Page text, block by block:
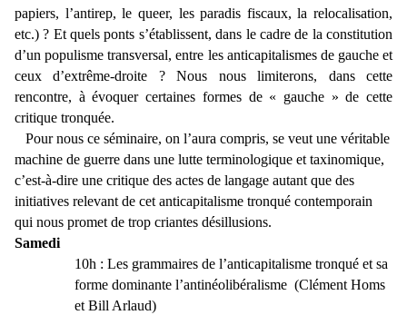
papiers, l’antirep, le queer, les paradis fiscaux, la relocalisation,
etc.) ? Et quels ponts s’établissent, dans le cadre de la constitution
d’un populisme transversal, entre les anticapitalismes de gauche et
ceux d’extrême-droite ? Nous nous limiterons, dans cette
rencontre, à évoquer certaines formes de « gauche » de cette
critique tronquée.
Pour nous ce séminaire, on l’aura compris, se veut une véritable
machine de guerre dans une lutte terminologique et taxinomique,
c’est-à-dire une critique des actes de langage autant que des
initiatives relevant de cet anticapitalisme tronqué contemporain
qui nous promet de trop criantes désillusions.
Samedi
10h :Les grammaires de l’anticapitalisme tronqué et sa
forme dominante l’antinéolibéralisme (Clément Homs
et Bill Arlaud)